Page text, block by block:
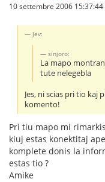
10 settembre 2006 15:37:44
Jev:
sinjoro:
La mapo
tute nelegebla
Jes, ni scias pri tio kaj
komento!
Pri tiu mapo mi
kiuj estas konektitaj
komplete donis la
estas tio ?
Amike